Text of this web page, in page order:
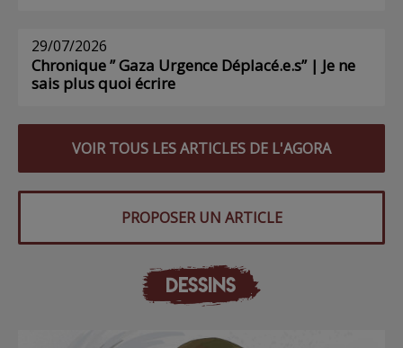
29/07/2026
Chronique ” Gaza Urgence Déplacé.e.s” | Je ne
sais plus quoi écrire
VOIR TOUS LES ARTICLES DE L'AGORA
PROPOSER UN ARTICLE
DESSINS